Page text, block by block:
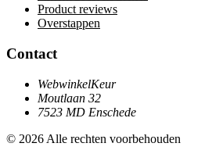
Product reviews
Overstappen
Contact
WebwinkelKeur
Moutlaan 32
7523 MD Enschede
© 2026 Alle rechten voorbehouden